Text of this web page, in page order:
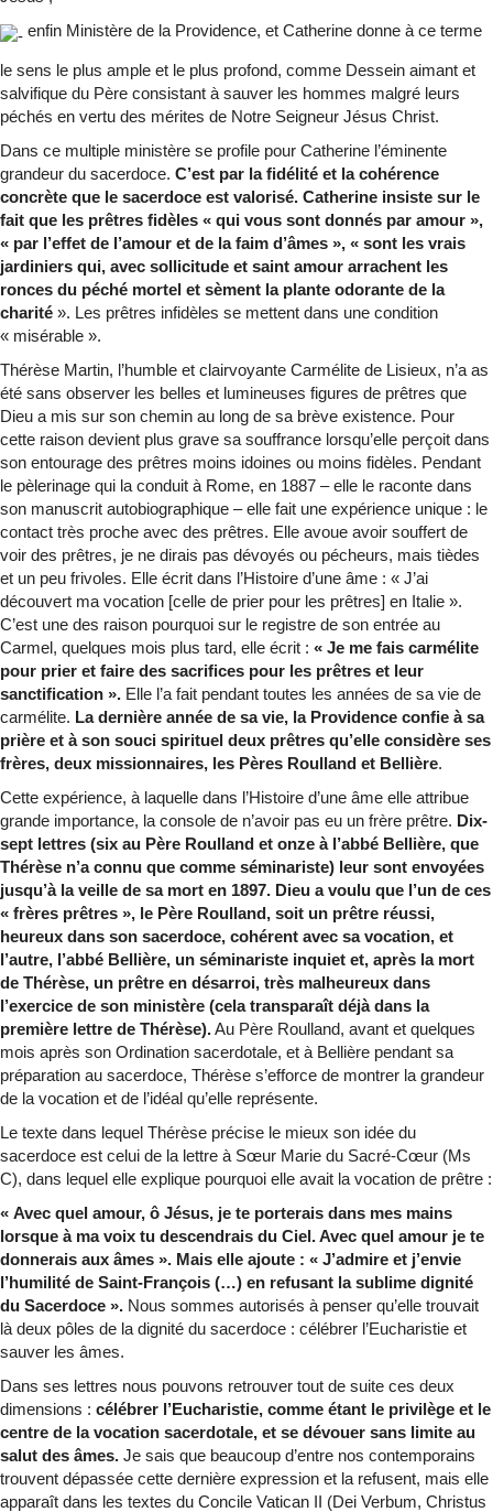
enfin Ministère de la Providence, et Catherine donne à ce terme
le sens le plus ample et le plus profond, comme Dessein aimant et
salvifique du Père consistant à sauver les hommes malgré leurs
péchés en vertu des mérites de Notre Seigneur Jésus Christ.
Dans ce multiple ministère se profile pour Catherine l’éminente
grandeur du sacerdoce. C’est par la fidélité et la cohérence
concrète que le sacerdoce est valorisé. Catherine insiste sur le
fait que les prêtres fidèles « qui vous sont donnés par amour »,
« par l’effet de l’amour et de la faim d’âmes », « sont les vrais
jardiniers qui, avec sollicitude et saint amour arrachent les
ronces du péché mortel et sèment la plante odorante de la
charité ». Les prêtres infidèles se mettent dans une condition
« misérable ».
Thérèse Martin, l’humble et clairvoyante Carmélite de Lisieux, n’a as
été sans observer les belles et lumineuses figures de prêtres que
Dieu a mis sur son chemin au long de sa brève existence. Pour
cette raison devient plus grave sa souffrance lorsqu’elle perçoit dans
son entourage des prêtres moins idoines ou moins fidèles. Pendant
le pèlerinage qui la conduit à Rome, en 1887 – elle le raconte dans
son manuscrit autobiographique – elle fait une expérience unique : le
contact très proche avec des prêtres. Elle avoue avoir souffert de
voir des prêtres, je ne dirais pas dévoyés ou pécheurs, mais tièdes
et un peu frivoles. Elle écrit dans l’Histoire d’une âme : « J’ai
découvert ma vocation [celle de prier pour les prêtres] en Italie ».
C’est une des raison pourquoi sur le registre de son entrée au
Carmel, quelques mois plus tard, elle écrit : « Je me fais carmélite
pour prier et faire des sacrifices pour les prêtres et leur
sanctification ». Elle l’a fait pendant toutes les années de sa vie de
carmélite. La dernière année de sa vie, la Providence confie à sa
prière et à son souci spirituel deux prêtres qu’elle considère ses
frères, deux missionnaires, les Pères Roulland et Bellière.
Cette expérience, à laquelle dans l’Histoire d’une âme elle attribue
grande importance, la console de n’avoir pas eu un frère prêtre. Dix-
sept lettres (six au Père Roulland et onze à l’abbé Bellière, que
Thérèse n’a connu que comme séminariste) leur sont envoyées
jusqu’à la veille de sa mort en 1897. Dieu a voulu que l’un de ces
« frères prêtres », le Père Roulland, soit un prêtre réussi,
heureux dans son sacerdoce, cohérent avec sa vocation, et
l’autre, l’abbé Bellière, un séminariste inquiet et, après la mort
de Thérèse, un prêtre en désarroi, très malheureux dans
l’exercice de son ministère (cela transparaît déjà dans la
première lettre de Thérèse).Au Père Roulland, avant et quelques
mois après son Ordination sacerdotale, et à Bellière pendant sa
préparation au sacerdoce, Thérèse s’efforce de montrer la grandeur
de la vocation et de l’idéal qu’elle représente.
Le texte dans lequel Thérèse précise le mieux son idée du
sacerdoce est celui de la lettre à Sœur Marie du Sacré-Cœur (Ms
C), dans lequel elle explique pourquoi elle avait la vocation de prêtre :
« Avec quel amour, ô Jésus, je te porterais dans mes mains
lorsque à ma voix tu descendrais du Ciel. Avec quel amour je te
donnerais aux âmes ». Mais elle ajoute : « J’admire et j’envie
l’humilité de Saint-François (…) en refusant la sublime dignité
du Sacerdoce ». Nous sommes autorisés à penser qu’elle trouvait
là deux pôles de la dignité du sacerdoce : célébrer l’Eucharistie et
sauver les âmes.
Dans ses lettres nous pouvons retrouver tout de suite ces deux
dimensions : célébrer l’Eucharistie, comme étant le privilège et le
centre de la vocation sacerdotale, et se dévouer sans limite au
salut des âmes. Je sais que beaucoup d’entre nos contemporains
trouvent dépassée cette dernière expression et la refusent, mais elle
apparaît dans les textes du Concile Vatican II (Dei Verbum, Christus